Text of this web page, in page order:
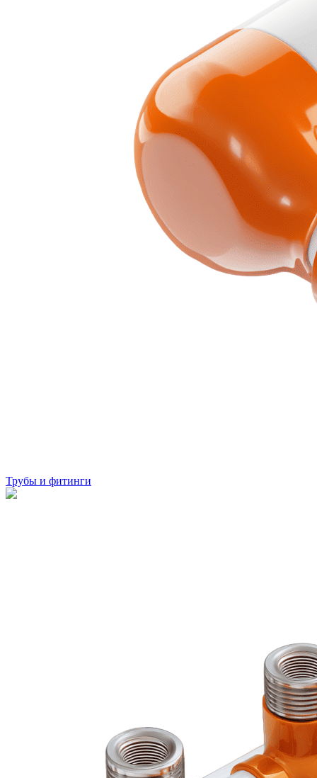
Трубы и фитинги